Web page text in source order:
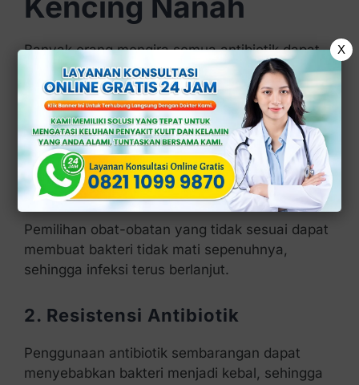
Banyak orang mengira semua antibiotik dapat
menyembuhkan kencing nanah.
Faktanya, tidak semua obat-obatan cocok dan
penggunaan yang salah dapat menimbulkan
berbagai risiko, seperti:
1. Infeksi Tidak Sembuh Tuntas
Pemilihan obat-obatan yang tidak sesuai dapat
membuat bakteri tidak mati sepenuhnya,
sehingga infeksi terus berlanjut.
2. Resistensi Antibiotik
Penggunaan antibiotik sembarangan dapat
menyebabkan bakteri menjadi kebal, sehingga
X